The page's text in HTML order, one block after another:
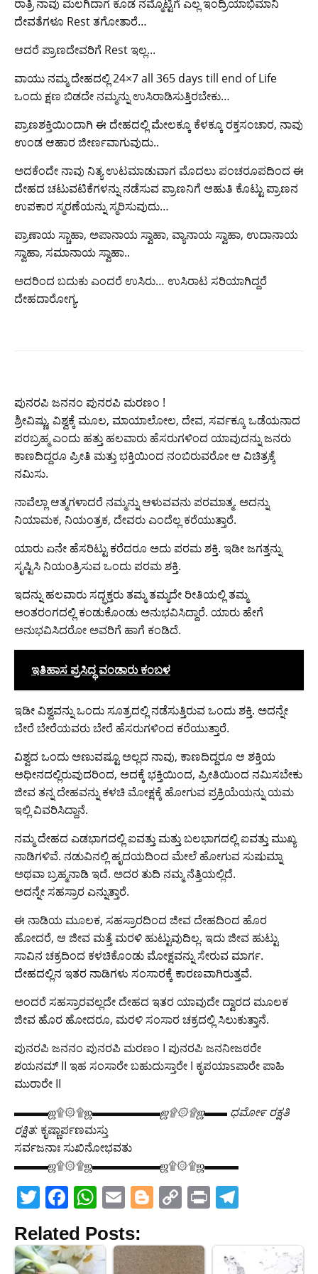
ರಾತ್ರಿ ನಾವು ಮಲಗಿದಾಗ ಕೂಡ ನಮ್ಮೊಟ್ಟಿಗೆ ಎಲ್ಲ ಇಂದ್ರಿಯಾಭಿಮಾನಿ
ದೇವತೆಗಳೂ Rest ತಗೋತಾರೆ…
ಆದರೆ ಪ್ರಾಣದೇವರಿಗೆ Rest ಇಲ್ಲ..‌.
ವಾಯು ನಮ್ಮ ದೇಹದಲ್ಲಿ 24×7 all 365 days till end of Life
ಒಂದು ಕ್ಷಣ ಬಿಡದೇ ನಮ್ಮನ್ನು ಉಸಿರಾಡಿಸುತ್ತಿರಬೇಕು…
ಪ್ರಾಣಶಕ್ತಿಯಿಂದಾಗಿ ಈ ದೇಹದಲ್ಲಿ ಮೇಲಕ್ಕೂ ಕೆಳಕ್ಕೂ ರಕ್ತಸಂಚಾರ, ನಾವು
ಉಂಡ ಆಹಾರ ಜೀರ್ಣವಾಗುವುದು..‌
ಅದಕೆಂದೇ ನಾವು ನಿತ್ಯ ಉಟಮಾಡುವಾಗ ಮೊದಲು ಪಂಚರೂಪದಿಂದ ಈ
ದೇಹದ ಚಟುವಟಿಕೆಗಳನ್ನು ನಡೆಸುವ ಪ್ರಾಣನಿಗೆ ಆಹುತಿ ಕೊಟ್ಟು ಪ್ರಾಣನ
ಉಪಕಾರ ಸ್ಮರಣೆಯನ್ನು ಸ್ಮರಿಸುವುದು…‌
ಪ್ರಾಣಾಯ ಸ್ಚಾಹಾ, ಅಪಾನಾಯ ಸ್ವಾಹಾ, ವ್ಯಾನಾಯ ಸ್ವಾಹಾ, ಉದಾನಾಯ
ಸ್ವಾಹಾ, ಸಮಾನಾಯ ಸ್ವಾಹಾ..
ಅದರಿಂದ ಬದುಕು ಎಂದರೆ ಉಸಿರು… ಉಸಿರಾಟ ಸರಿಯಾಗಿದ್ದರೆ
ದೇಹದಾರೋಗ್ಯ.
ಪುನರಪಿ ಜನನಂ ಪುನರಪಿ ಮರಣಂ !
ಶ್ರೀವಿಷ್ಣು, ವಿಶ್ವಕ್ಕೆ ಮೂಲ, ಮಾಯಾಲೋಲ, ದೇವ, ಸರ್ವಕ್ಕೂ ಒಡೆಯನಾದ
ಪರಬ್ರಹ್ಮ ಎಂದು ಹತ್ತು ಹಲವಾರು ಹೆಸರುಗಳಿಂದ ಯಾವುದನ್ನು ಜನರು
ಕಾಣದಿದ್ದರೂ ಪ್ರೀತಿ ಮತ್ತು ಭಕ್ತಿಯಿಂದ ನಂಬಿರುವರೋ ಆ ವಿಚಿತ್ರಕ್ಕೆ
ನಮಿಸು.
ನಾವೆಲ್ಲಾ ಆತ್ಮಗಳಾದರೆ ನಮ್ಮನ್ನು ಆಳುವವನು ಪರಮಾತ್ಮ. ಅದನ್ನು
ನಿಯಾಮಕ, ನಿಯಂತ್ರಕ, ದೇವರು ಎಂದೆಲ್ಲ ಕರೆಯುತ್ತಾರೆ.
ಯಾರು ಏನೇ ಹೆಸರಿಟ್ಟು ಕರೆದರೂ ಅದು ಪರಮ ಶಕ್ತಿ. ಇಡೀ ಜಗತ್ತನ್ನು
ಸೃಷ್ಟಿಸಿ ನಿಯಂತ್ರಿಸುವ ಒಂದು ಪರಮ ಶಕ್ತಿ.
ಇದನ್ನು ಹಲವಾರು ಸದ್ಭಕ್ತರು ತಮ್ಮ ತಮ್ಮದೇ ರೀತಿಯಲ್ಲಿ ತಮ್ಮ
ಅಂತರಂಗದಲ್ಲಿ ಕಂಡುಕೊಂಡು ಅನುಭವಿಸಿದ್ದಾರೆ. ಯಾರು ಹೇಗೆ
ಅನುಭವಿಸಿದರೋ ಅವರಿಗೆ ಹಾಗೆ ಕಂಡಿದೆ.
ಇತಿಹಾಸ ಪ್ರಸಿದ್ಧ ವಂಡಾರು ಕಂಬಳ
ಇಡೀ ವಿಶ್ವವನ್ನು ಒಂದು ಸೂತ್ರದಲ್ಲಿ ನಡೆಸುತ್ತಿರುವ ಒಂದು ಶಕ್ತಿ. ಅದನ್ನೇ
ಬೇರೆ ಬೇರೆಯವರು ಬೇರೆ ಹೆಸರುಗಳಿಂದ ಕರೆಯುತ್ತಾರೆ.
ವಿಶ್ವದ ಒಂದು ಅಣುವಷ್ಟೂ ಅಲ್ಲದ ನಾವು, ಕಾಣದಿದ್ದರೂ ಆ ಶಕ್ತಿಯ
ಅಧೀನದಲ್ಲಿರುವುದರಿಂದ, ಅದಕ್ಕೆ ಭಕ್ತಿಯಿಂದ, ಪ್ರೀತಿಯಿಂದ ನಮಿಸಬೇಕು
ಜೀವ ತನ್ನ ದೇಹವನ್ನು ಕಳಚಿ ಮೋಕ್ಷಕ್ಕೆ ಹೋಗುವ ಪ್ರಕ್ರಿಯೆಯನ್ನು ಯಮ
ಇಲ್ಲಿ ವಿವರಿಸಿದ್ದಾನೆ.
ನಮ್ಮ ದೇಹದ ಎಡಭಾಗದಲ್ಲಿ ಐವತ್ತು ಮತ್ತು ಬಲಭಾಗದಲ್ಲಿ ಐವತ್ತು ಮುಖ್ಯ
ನಾಡಿಗಳಿವೆ. ನಡುವಿನಲ್ಲಿ ಹೃದಯದಿಂದ ಮೇಲೆ ಹೋಗುವ ಸುಷುಮ್ನಾ
ಅಥವಾ ಬ್ರಹ್ಮನಾಡಿ ಇದೆ. ಅದರ ತುದಿ ನಮ್ಮ ನೆತ್ತಿಯಲ್ಲಿದೆ.
ಅದನ್ನೇ ಸಹಸ್ರಾರ ಎನ್ನುತ್ತಾರೆ.
ಈ ನಾಡಿಯ ಮೂಲಕ, ಸಹಸ್ರಾರದಿಂದ ಜೀವ ದೇಹದಿಂದ ಹೊರ
ಹೋದರೆ, ಆ ಜೀವ ಮತ್ತೆ ಮರಳಿ ಹುಟ್ಟುವುದಿಲ್ಲ. ಇದು ಜೀವ ಹುಟ್ಟು
ಸಾವಿನ ಚಕ್ರದಿಂದ ಕಳಚಿಕೊಂಡು ಮೋಕ್ಷವನ್ನು ಸೇರುವ ಮಾರ್ಗ.
ದೇಹದಲ್ಲಿನ ಇತರ ನಾಡಿಗಳು ಸಂಸಾರಕ್ಕೆ ಕಾರಣವಾಗಿರುತ್ತವೆ.
ಅಂದರೆ ಸಹಸ್ರಾರವಲ್ಲದೇ ದೇಹದ ಇತರ ಯಾವುದೇ ದ್ವಾರದ ಮೂಲಕ
ಜೀವ ಹೊರ ಹೋದರೂ, ಮರಳಿ ಸಂಸಾರ ಚಕ್ರದಲ್ಲಿ ಸಿಲುಕುತ್ತಾನೆ.
ಪುನರಪಿ ಜನನಂ ಪುನರಪಿ ಮರಣಂ I ಪುನರಪಿ ಜನನೀಜಠರೇ
ಶಯನಮ್ II ಇಹ ಸಂಸಾರೇ ಬಹುದುಸ್ತಾರೇ I ಕೃಪಯಾsಪಾರೇ ಪಾಹಿ
ಮುರಾರೇ II
▬▬▬ஜ۩۞۩ஜ▬▬▬▬▬▬ஜ۩۞۩ஜ▬▬ ಧಮೋ೯ ರಕ್ಷತಿ
ರಕ್ಷಿತ: ಕೃಷ್ಣಾರ್ಪಣಮಸ್ತು
ಸರ್ವಜನಾಃ ಸುಖಿನೋಭವತು
▬▬▬ஜ۩۞۩ஜ▬▬▬▬▬▬ஜ۩۞۩ஜ▬▬▬
T
w
itt
er
F
a
c
e
W
at
s
E
ai
l
Bl
g
g
C
p
y
Pr
t e
gr
Related Posts: